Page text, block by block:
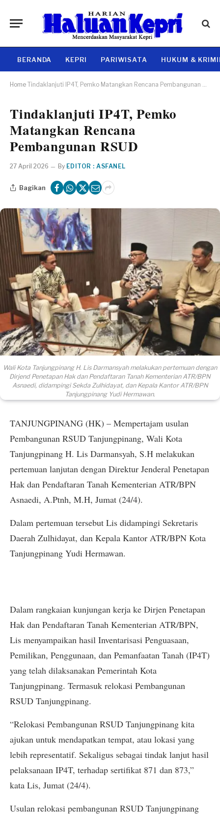
BERANDA KEPRI PARIWISATA HUKUM &
Home Tindaklanjuti IP4T, Pemko Matangkan Rencana Pembangunan RSUD
Tindaklanjuti IP4T, Pemko
Matangkan Rencana
Pembangunan RSUD
27 April 2026 By EDITOR : ASFANEL
Bagikan
Wali Kota Tanjungpinang H. Lis Darmansyah melakukan pertemuan dengan
Dirjend Penetapan Hak dan Pendaftaran Tanah Kementerian ATR/BPN
Asnaedi, didampingi Sekda Zulhidayat, dan Kepala Kantor ATR/BPN
Tanjungpinang Yudi Hermawan.
TANJUNGPINANG (HK) – Mempertajam usulan
Pembangunan RSUD Tanjungpinang, Wali Kota
Tanjungpinang H. Lis Darmansyah, S.H melakukan
pertemuan lanjutan dengan Direktur Jenderal Penetapan
Hak dan Pendaftaran Tanah Kementerian ATR/BPN
Asnaedi, A.Ptnh, M.H, Jumat (24/4).
Dalam pertemuan tersebut Lis didampingi Sekretaris
Daerah Zulhidayat, dan Kepala Kantor ATR/BPN Kota
Tanjungpinang Yudi Hermawan.
Dalam rangkaian kunjungan kerja ke Dirjen Penetapan
Hak dan Pendaftaran Tanah Kementerian ATR/BPN,
Lis menyampaikan hasil Inventarisasi Penguasaan,
Pemilikan, Penggunaan, dan Pemanfaatan Tanah (IP4T)
yang telah dilaksanakan Pemerintah Kota
Tanjungpinang. Termasuk relokasi Pembangunan
RSUD Tanjungpinang.
“Relokasi Pembangunan RSUD Tanjungpinang kita
ajukan untuk mendapatkan tempat, atau lokasi yang
lebih representatif. Sekaligus sebagai tindak lanjut hasil
pelaksanaan IP4T, terhadap sertifikat 871 dan 873,”
kata Lis, Jumat (24/4).
Usulan relokasi pembangunan RSUD Tanjungpinang